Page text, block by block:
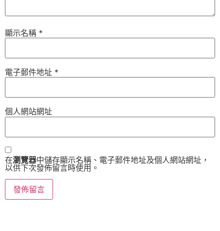
顯示名稱 *
電子郵件地址 *
個人網站網址
在瀏覽器中儲存顯示名稱、電子郵件地址及個人網站網址，
以供下次發佈留言時使用。